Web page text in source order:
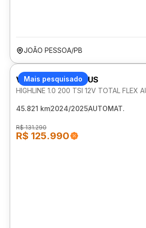
JOÃO PESSOA/PB
Mais pesquisado
VOLKSWAGEN NIVUS
HIGHLINE 1.0 200 TSI 12V TOTAL FLEX
45.821 km2024/2025AUTOMAT.
R$ 131.290
R$ 125.990